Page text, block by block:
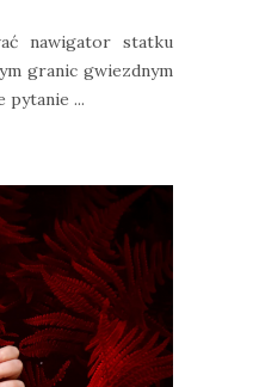
nawigator statku
granic gwiezdnym
pytanie ...